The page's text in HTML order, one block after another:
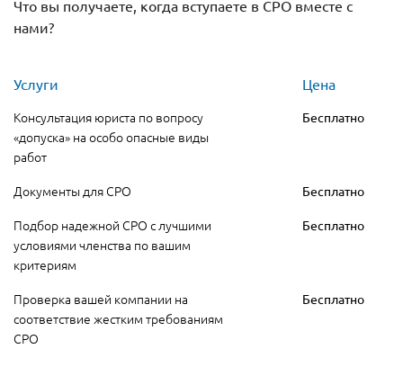
Что вы получаете, когда вступаете в СРО вместе с
нами?
Услуги
Цена
Консультация юриста по вопросу
«допуска» на особо опасные виды
работ
Бесплатно
Документы для СРО Бесплатно
Подбор надежной СРО с лучшими
условиями членства по вашим
критериям
Бесплатно
Проверка вашей компании на
соответствие жестким требованиям
СРО
Бесплатно